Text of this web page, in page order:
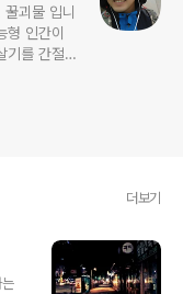
괴물 입니
인간이
기를 간절히
더보기